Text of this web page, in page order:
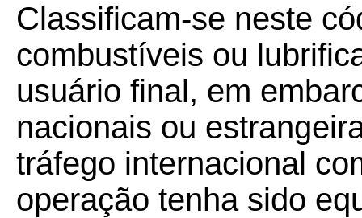
Classificam-se neste
combustíveis ou
usuário final, em
nacionais ou
tráfego internacional
operação tenha sido